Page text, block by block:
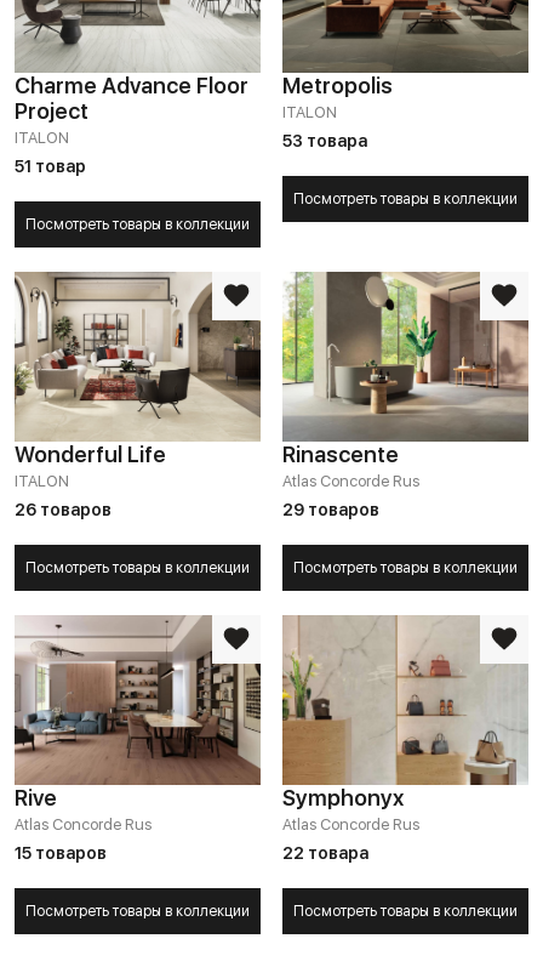
Charme Advance Floor
Project
ITALON
51 товар
Посмотреть товары в коллекции
Metropolis
ITALON
53 товара
Посмотреть товары в коллекции
Wonderful Life
ITALON
26 товаров
Посмотреть товары в коллекции
Rinascente
Atlas Concorde Rus
29 товаров
Посмотреть товары в коллекции
Rive
Atlas Concorde Rus
15 товаров
Посмотреть товары в коллекции
Symphonyx
Atlas Concorde Rus
22 товара
Посмотреть товары в коллекции